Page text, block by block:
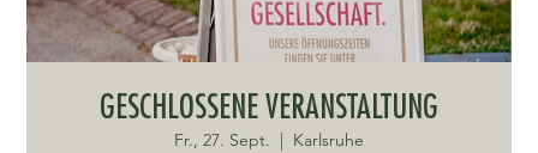
GESCHLOSSENE VERANSTALTUNG
Fr., 27. Sept.
  |
Karlsruhe